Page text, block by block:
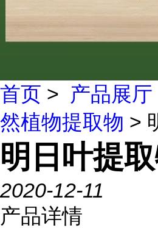
首页 > 产品展厅
然植物提取物 >
明日叶提
2020-12-11
产品详情